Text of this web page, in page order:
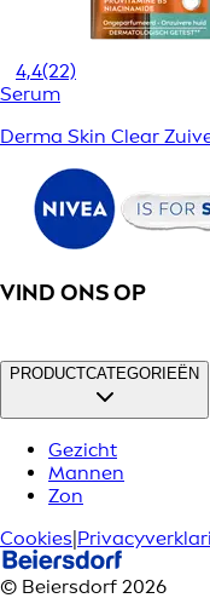
4,4(22)
Serum
Derma Skin Clear
VIND ONS OP
PRODUCTCATEGORIEËN
Gezicht
Mannen
Zon
Cookies|
© Beiersdorf 2026